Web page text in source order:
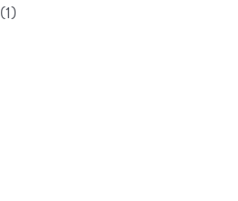
(1)